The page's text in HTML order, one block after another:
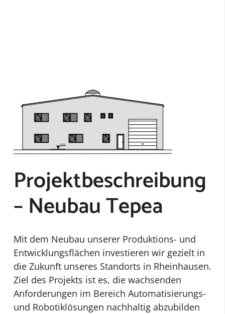
Projektbeschreibung
– Neubau Tepea
Mit dem Neubau unserer Produktions- und
Entwicklungsflächen investieren wir gezielt in
die Zukunft unseres Standorts in Rheinhausen.
Ziel des Projekts ist es, die wachsenden
Anforderungen im Bereich Automatisierungs-
und Robotiklösungen nachhaltig abzubilden